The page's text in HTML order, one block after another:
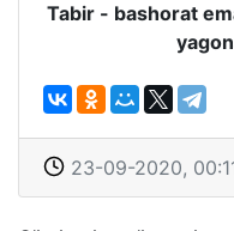
Tabir - bashorat
23-09-2020,